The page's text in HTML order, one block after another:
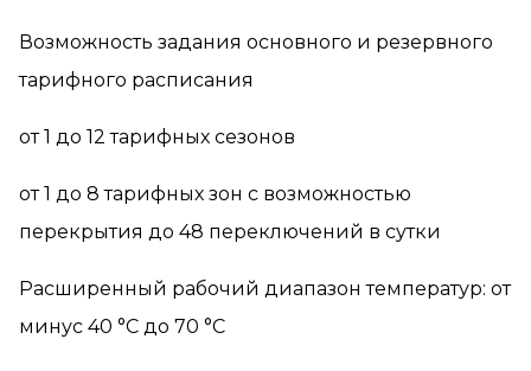
Возможность задания основного и резервного
тарифного расписания
от 1 до 12 тарифных сезонов
от 1 до 8 тарифных зон с возможностью
перекрытия до 48 переключений в сутки
Расширенный рабочий диапазон температур: от
минус 40 °С до 70 °С